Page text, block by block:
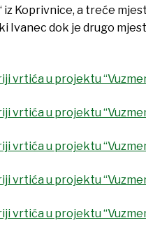
Koprivnice, a treće
Ivanec dok je drugo